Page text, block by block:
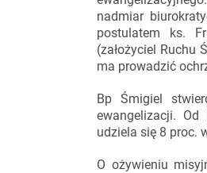
nadmiar
postulatem ks.
(założyciel Ruchu
ma prowadzić
Bp Śmigiel
ewangelizacji.
udziela się 8 proc.
O ożywieniu